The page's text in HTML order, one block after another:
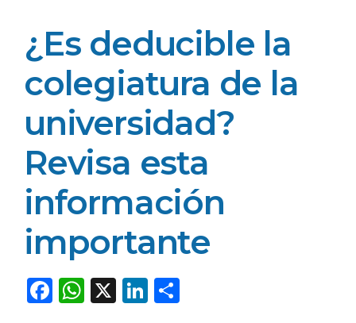
¿Es deducible la
colegiatura de la
universidad?
Revisa esta
información
importante
F
W X
Li